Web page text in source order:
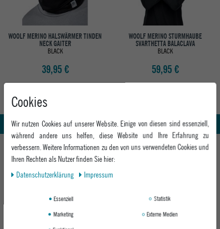
WOOLF MERINO HALSWÄRMER TINDEN
NECK GAITER
BLACK
39,95 €
WOOLF MERINO STURMHAUBE
SVARTHETTA BALACLAVA
BLACK
59,95 €
Whatsapp Support
HILFE UND BERATUNG
Beratung
Zahlung & Versand
INFO & KONTAKT
Montag - Freitag: 8:00 - 18:00
Cookies
Wir nutzen Cookies auf unserer Website. Einige von diesen sind essenziell,
während andere uns helfen, diese Website und Ihre Erfahrung zu
verbessern. Weitere Informationen zu den von uns verwendeten Cookies und
Ihren Rechten als Nutzer finden Sie hier:
Daten­schutz­erklärung
Impressum
Essenziell
Statistik
Marketing
Externe Medien